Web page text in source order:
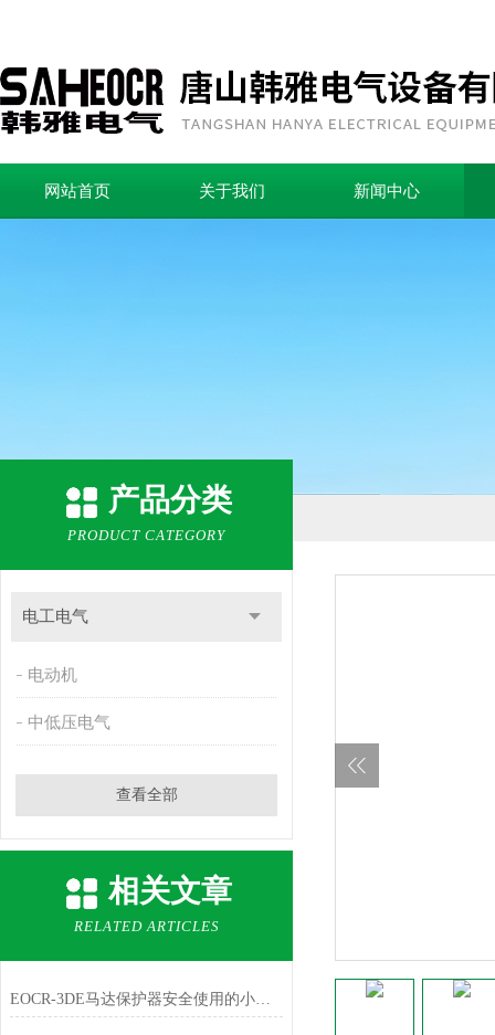
网站首页 关于我们 新闻中心
产品分类
PRODUCT CATEGORY
电工电气
电动机
中低压电气
查看全部
相关文章
RELATED ARTICLES
EOCR-3DE马达保护器安全使用的小技巧分享